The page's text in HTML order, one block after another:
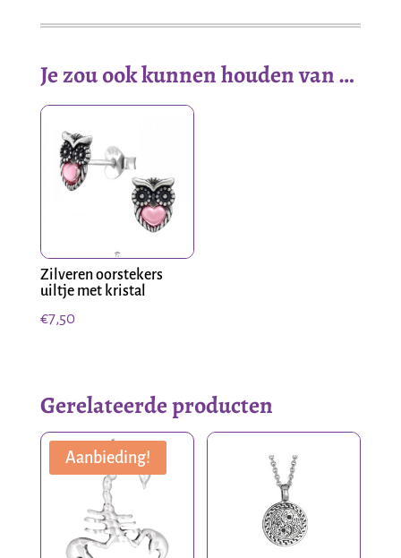
Je zou ook kunnen houden van …
Zilveren oorstekers
uiltje met kristal
€7,50
Gerelateerde producten
Aanbieding!